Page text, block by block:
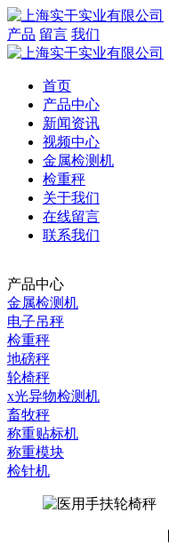
产品 留言 我们
首页
产品中心
新闻资讯
视频中心
金属检测机
检重秤
关于我们
在线留言
联系我们
产品中心
金属检测机
电子吊秤
检重秤
地磅秤
轮椅秤
x光异物检测机
畜牧秤
称重贴标机
称重模块
检针机